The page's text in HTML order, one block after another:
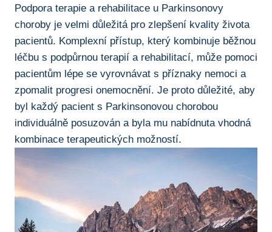
Podpora terapie⁤ a rehabilitace u Parkinsonovy
choroby je ‌velmi důležitá pro zlepšení kvality života
pacientů. Komplexní přístup, který ⁤kombinuje⁤ běžnou
léčbu s⁣ podpůrnou terapií ​a rehabilitací, může pomoci
pacientům lépe ⁢se vyrovnávat s příznaky nemoci a‌
zpomalit ‍progresi ⁢onemocnění. Je‌ proto důležité, aby
byl ​každý‍ pacient s Parkinsonovou ‌chorobou⁤
individuálně⁢ posuzován a byla mu nabídnuta​ vhodná
kombinace terapeutických možností.